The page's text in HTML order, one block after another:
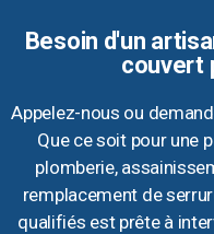
Besoin d'un
couvert
Appelez-nous ou
Que ce soit pour une
plomberie,
remplacement de
qualifiés est prête à